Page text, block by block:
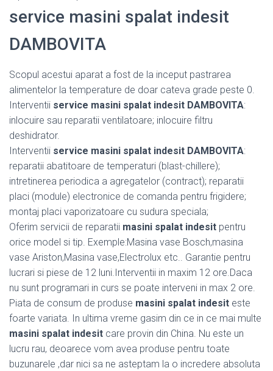
service masini spalat indesit
DAMBOVITA
Scopul acestui aparat a fost de la inceput pastrarea
alimentelor la temperature de doar cateva grade peste 0.
Interventii service masini spalat indesit DAMBOVITA:
inlocuire sau reparatii ventilatoare; inlocuire filtru
deshidrator.
Interventii service masini spalat indesit DAMBOVITA:
reparatii abatitoare de temperaturi (blast-chillere);
intretinerea periodica a agregatelor (contract); reparatii
placi (module) electronice de comanda pentru frigidere;
montaj placi vaporizatoare cu sudura speciala;
Oferim servicii de reparatii masini spalat indesit pentru
orice model si tip. Exemple:Masina vase Bosch,masina
vase Ariston,Masina vase,Electrolux etc.. Garantie pentru
lucrari si piese de 12 luni.Interventii in maxim 12 ore.Daca
nu sunt programari in curs se poate interveni in max 2 ore.
Piata de consum de produse masini spalat indesit este
foarte variata. In ultima vreme gasim din ce in ce mai multe
masini spalat indesit care provin din China. Nu este un
lucru rau, deoarece vom avea produse pentru toate
buzunarele ,dar nici sa ne asteptam la o incredere absoluta